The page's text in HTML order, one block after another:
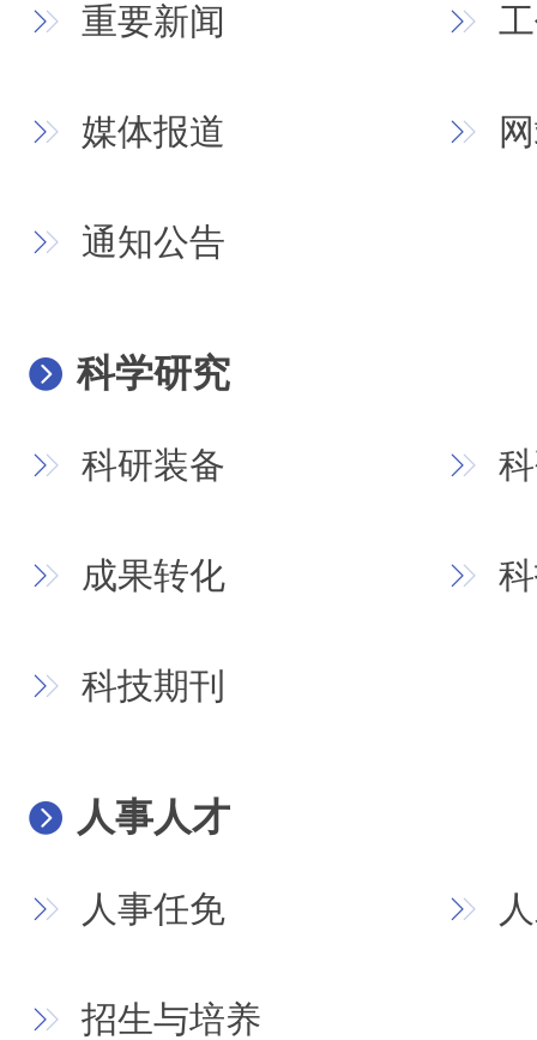
重要新闻
媒体报道
通知公告
科学研究
科研装备
成果转化
科技期刊
人事人才
人事任免
招生与培养